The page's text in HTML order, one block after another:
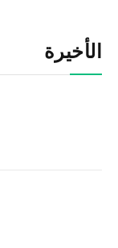
الأخيرة